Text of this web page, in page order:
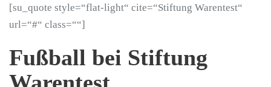
[su_quote style=“flat-light“ cite=“Stiftung Warentest“
url=“#“ class=““]
Fußball bei Stiftung